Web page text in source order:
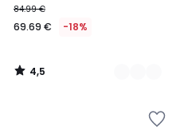
84.99 €
69.69 € -18%
4,5
/